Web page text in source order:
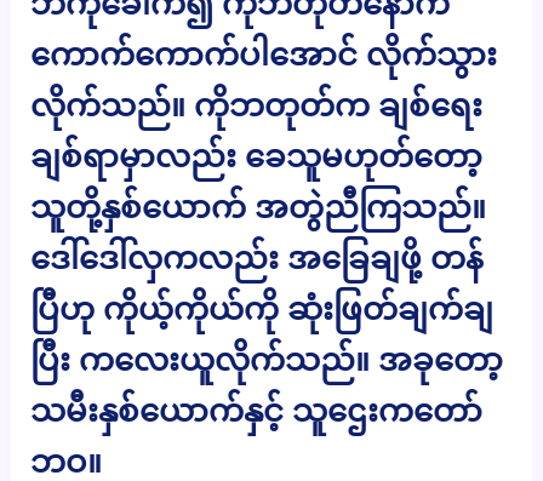
ကောက်ကောက်ပါအောင် လိုက်သွား
လိုက်သည်။ ကိုဘတုတ်က ချစ်ရေး
ချစ်ရာမှာလည်း ခေသူမဟုတ်တော့
သူတို့နှစ်ယောက် အတွဲညီကြသည်။
ဒေါ်ဒေါ်လှကလည်း အခြေချဖို့ တန်
ပြီဟု ကိုယ့်ကိုယ်ကို ဆုံးဖြတ်ချက်ချ
ပြီး ကလေးယူလိုက်သည်။ အခုတော့
သမီးနှစ်ယောက်နှင့် သူဌေးကတော်
ဘဝ။